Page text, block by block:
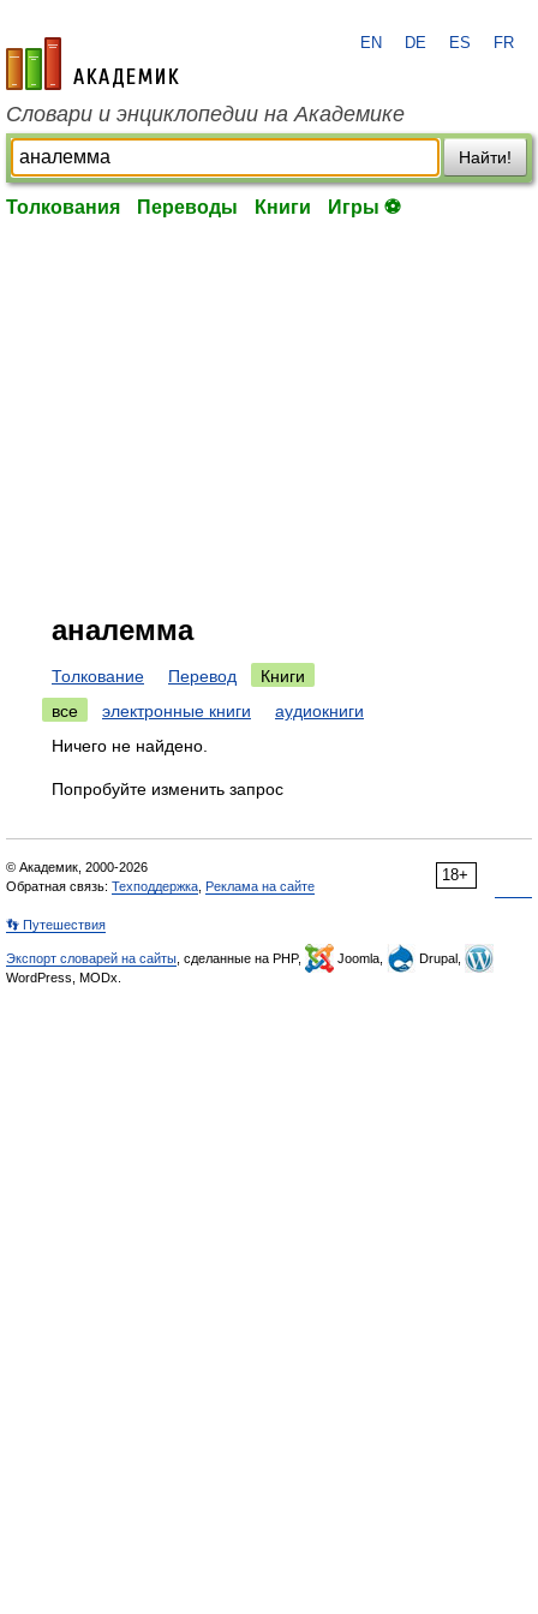
academic.ru
EN DE ES FR
Словари и энциклопедии на Академике
Найти!
Толкования Переводы Книги Игры ⚽
аналемма
Толкование Перевод
Книги
все
электронные книги
аудиокниги
Ничего не найдено.
Попробуйте изменить запрос
18+
© Академик, 2000-2026
Обратная связь: Техподдержка Реклама на сайте
👣 Путешествия
Экспорт словарей на сайты , сделанные на PHP, Joomla,
Drupal,
WordPress, MODx.